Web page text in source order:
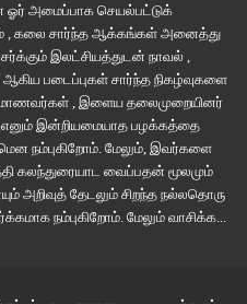
நிறங்களேதுமின்றி வெறும்
ஒரு ஓவியத்தைப் பார்த்துக்
மிக நெருக்கமான அமைச்சர்
ஓர் அமைப்பாக செயல்பட்டுக்
, கலை சார்ந்த ஆக்கங்கள் அனைத்து
இலட்சியத்துடன் நாவல் ,
படைப்புகள் சார்ந்த நிகழ்வுகளை
, இளைய தலைமுறையினர்
எனும் இன்றியமையாத பழக்கத்தை
நம்புகிறோம். மேலும், இவர்களை
கலந்துரையாட வைப்பதன் மூலமும்
அறிவுத் தேடலும் சிறந்த நல்லதொரு
நம்புகிறோம். மேலும் வாசிக்க...